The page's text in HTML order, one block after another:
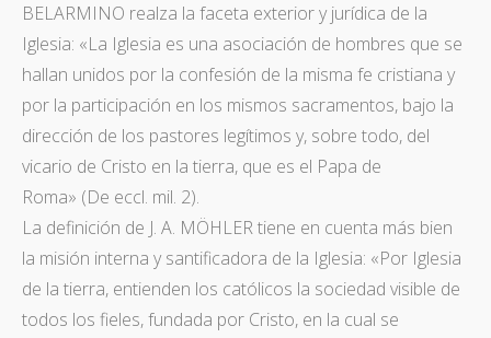
BELARMINO realza la faceta exterior y jurídica de la
Iglesia: «La Iglesia es una asociación de hombres que se
hallan unidos por la confesión de la misma fe cristiana y
por la participación en los mismos sacramentos, bajo la
dirección de los pastores legítimos y, sobre todo, del
vicario de Cristo en la tierra, que es el Papa de
Roma» (De eccl. mil. 2).
La definición de J. A. MÖHLER tiene en cuenta más bien
la misión interna y santificadora de la Iglesia: «Por Iglesia
de la tierra, entienden los católicos la sociedad visible de
todos los fieles, fundada por Cristo, en la cual se